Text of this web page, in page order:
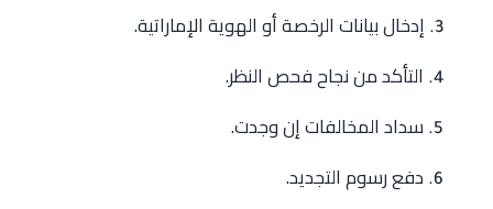
إدخال بيانات الرخصة أو الهوية الإماراتية.
التأكد من نجاح فحص النظر.
سداد المخالفات إن وجدت.
دفع رسوم التجديد.